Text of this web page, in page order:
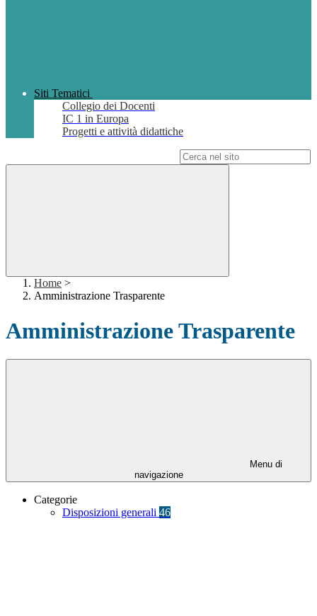
Siti Tematici
Collegio dei Docenti
IC 1 in Europa
Progetti e attività didattiche
Home >
Amministrazione Trasparente
Amministrazione Trasparente
Menu di
navigazione
Categorie
Disposizioni generali 46